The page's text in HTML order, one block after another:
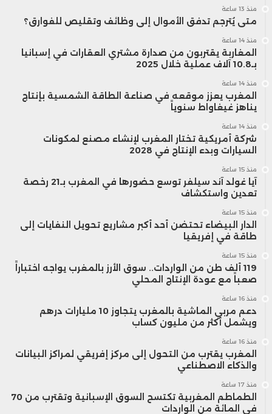
منذ 13 ساعة
متى يُترجم تدفق الأموال إلى وظائف وتقليص للفوارق؟
منذ 14 ساعة
المغاربة يقتربون من صدارة مشتري العقارات في إسبانيا
بـ10.8 آلاف عملية خلال 2025
منذ 14 ساعة
المغرب يعزز موقعه في صناعة الطاقة الشمسية بإنتاج
يناهز غيغاواط سنوياً
منذ 14 ساعة
شركة أمريكية تختار المغرب لإنشاء مصنع لمكونات
السيارات وبدء الإنتاج في 2028
منذ 15 ساعة
آيا غولد آند سيلفر توسع حضورها في المغرب بـ21 رخصة
تعدين واستكشاف
منذ 15 ساعة
الدار البيضاء تحتضن أحد أكبر مشاريع تحويل النفايات إلى
طاقة في إفريقيا
منذ 15 ساعة
119 ألف طن من الواردات.. سوق الأرز بالمغرب يواجه اختباراً
صعباً مع عودة الإنتاج المحلي
منذ 16 ساعة
دعم مربي الماشية بالمغرب يتجاوز 10 مليارات درهم
ويشمل أكثر من مليون كساب
منذ 16 ساعة
المغرب يقترب من التحول إلى مركز إفريقي لمراكز البيانات
والذكاء الاصطناعي
منذ 17 ساعة
الطماطم المغربية تكتسح السوق الإسبانية وتقترب من 70
في المائة من الواردات